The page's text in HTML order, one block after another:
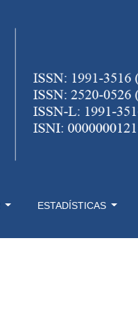
ESTADÍSTICAS